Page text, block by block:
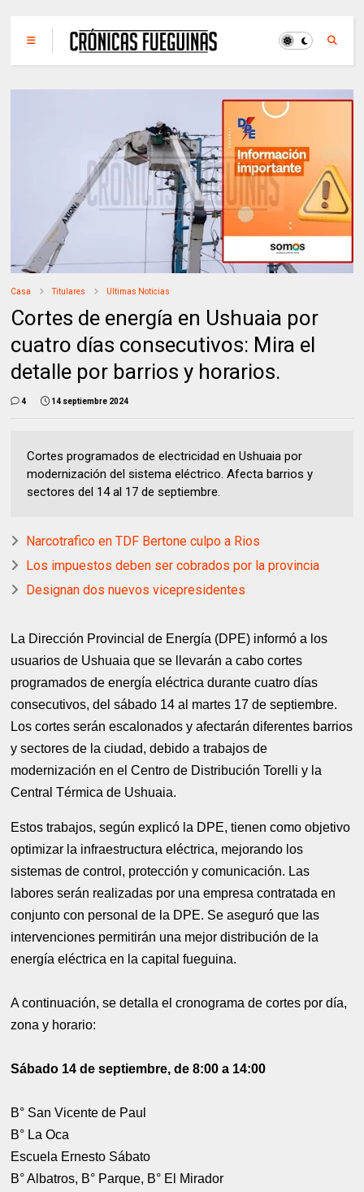
Casa Titulares Ultimas Noticias
Cortes de energía en Ushuaia por
cuatro días consecutivos: Mira el
detalle por barrios y horarios.
4 14 septiembre 2024
Cortes programados de electricidad en Ushuaia por
modernización del sistema eléctrico. Afecta barrios y
sectores del 14 al 17 de septiembre.
Narcotrafico en TDF Bertone culpo a Rios
Los impuestos deben ser cobrados por la provincia
Designan dos nuevos vicepresidentes
La Dirección Provincial de Energía (DPE) informó a los
usuarios de Ushuaia que se llevarán a cabo cortes
programados de energía eléctrica durante cuatro días
consecutivos, del sábado 14 al martes 17 de septiembre.
Los cortes serán escalonados y afectarán diferentes barrios
y sectores de la ciudad, debido a trabajos de
modernización en el Centro de Distribución Torelli y la
Central Térmica de Ushuaia.
Estos trabajos, según explicó la DPE, tienen como objetivo
optimizar la infraestructura eléctrica, mejorando los
sistemas de control, protección y comunicación. Las
labores serán realizadas por una empresa contratada en
conjunto con personal de la DPE. Se aseguró que las
intervenciones permitirán una mejor distribución de la
energía eléctrica en la capital fueguina.
A continuación, se detalla el cronograma de cortes por día,
zona y horario:
Sábado 14 de septiembre, de 8:00 a 14:00
B° San Vicente de Paul
B° La Oca
Escuela Ernesto Sábato
B° Albatros, B° Parque, B° El Mirador